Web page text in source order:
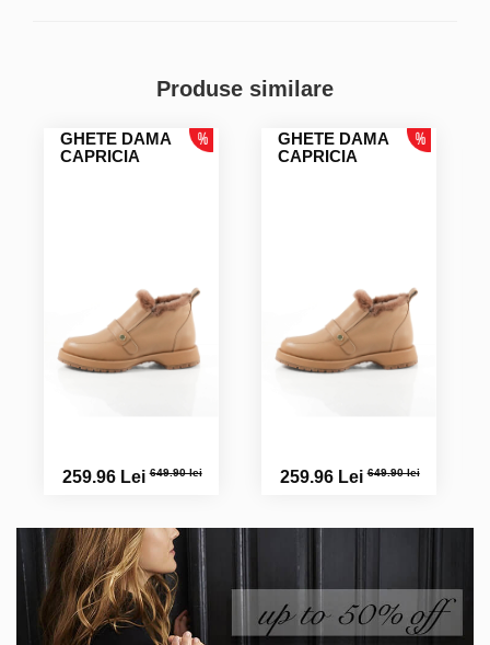
Produse similare
GHETE DAMA
CAPRICIA
259.96 Lei649.90 lei
GHETE DAMA
CAPRICIA
259.96 Lei649.90 lei